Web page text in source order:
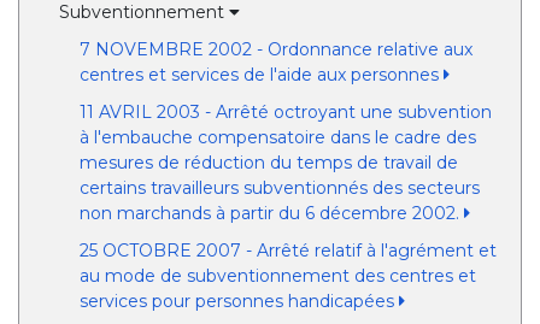
Subventionnement
7 NOVEMBRE 2002 - Ordonnance relative aux
centres et services de l'aide aux personnes
11 AVRIL 2003 - Arrêté octroyant une subvention
à l'embauche compensatoire dans le cadre des
mesures de réduction du temps de travail de
certains travailleurs subventionnés des secteurs
non marchands à partir du 6 décembre 2002.
25 OCTOBRE 2007 - Arrêté relatif à l'agrément et
au mode de subventionnement des centres et
services pour personnes handicapées